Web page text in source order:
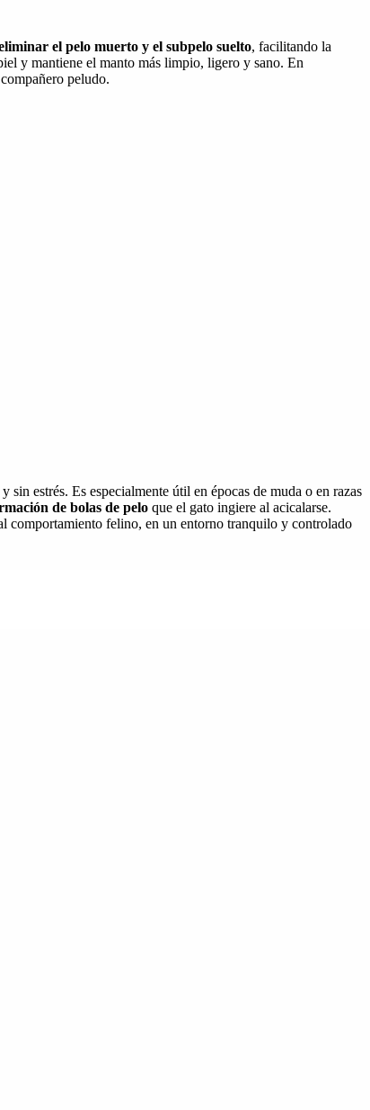
el pelo muerto y el subpelo suelto, facilitando la
y mantiene el manto más limpio, ligero y sano. En
peludo.
sin estrés. Es especialmente útil en épocas de muda o en razas
de bolas de pelo que el gato ingiere al acicalarse.
comportamiento felino, en un entorno tranquilo y controlado